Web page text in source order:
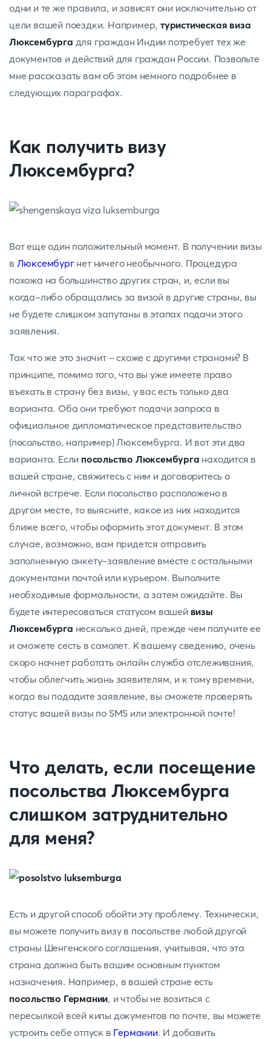
одни и те же правила, и зависят они исключительно от
цели вашей поездки. Например,туристическая виза
Люксембурга для граждан Индии потребует тех же
документов и действий для граждан России. Позвольте
мне рассказать вам об этом немного подробнее в
следующих параграфах.
Как получить визу
Люксембурга?
Вот еще один положительный момент. В получении визы
в Люксембургнет ничего необычного. Процедура
похожа на большинство других стран, и, если вы
когда-либо обращались за визой в другие страны, вы
не будете слишком запутаны в этапах подачи этого
заявления.
Так что же это значит - схоже с другими странами? В
принципе, помимо того, что вы уже имеете право
въехать в страну без визы, у вас есть только два
варианта. Оба они требуют подачи запроса в
официальное дипломатическое представительство
(посольство, например) Люксембурга. И вот эти два
варианта. Если посольство Люксембурга находится в
вашей стране, свяжитесь с ним и договоритесь о
личной встрече. Если посольство расположено в
другом месте, то выясните, какое из них находится
ближе всего, чтобы оформить этот документ. В этом
случае, возможно, вам придется отправить
заполненную анкету-заявление вместе с остальными
документами почтой или курьером. Выполните
необходимые формальности, а затем ожидайте. Вы
будете интересоваться статусом вашей визы
Люксембурга несколько дней, прежде чем получите ее
и сможете сесть в самолет. К вашему сведению, очень
скоро начнет работать онлайн служба отслеживания,
чтобы облегчить жизнь заявителям, и к тому времени,
когда вы подадите заявление, вы сможете проверять
статус вашей визы по SMS или электронной почте!
Что делать, если посещение
посольства Люксембурга
слишком затруднительно
для меня?
Есть и другой способ обойти эту проблему. Технически,
вы можете получить визу в посольстве любой другой
страны Шенгенского соглашения, учитывая, что эта
страна должна быть вашим основным пунктом
назначения. Например, в вашей стране есть
посольство Германии, и чтобы не возиться с
пересылкой всей кипы документов по почте, вы можете
устроить себе отпуск в Германии. И добавить